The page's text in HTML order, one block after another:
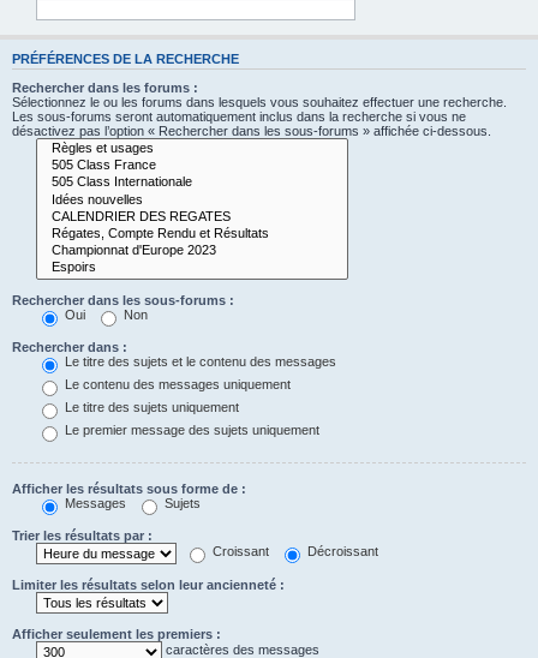
PRÉFÉRENCES DE LA RECHERCHE
Rechercher dans les forums :
Sélectionnez le ou les forums dans lesquels vous souhaitez effectuer une recherche.
Les sous-forums seront automatiquement inclus dans la recherche si vous ne
désactivez pas l’option « Rechercher dans les sous-forums » affichée ci-dessous.
Rechercher dans les sous-forums :
Oui
Non
Rechercher dans :
Le titre des sujets et le contenu des messages
Le contenu des messages uniquement
Le titre des sujets uniquement
Le premier message des sujets uniquement
Afficher les résultats sous forme de :
Messages
Sujets
Trier les résultats par :
Croissant
Décroissant
Limiter les résultats selon leur ancienneté :
Afficher seulement les premiers :
caractères des messages